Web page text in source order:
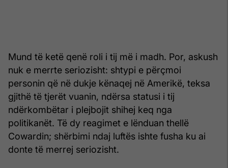
Mund të ketë qenë roli i tij më i madh. Por, askush
nuk e merrte seriozisht: shtypi e përçmoi
personin që në dukje kënaqej në Amerikë, teksa
gjithë të tjerët vuanin, ndërsa statusi i tij
ndërkombëtar i plejbojit shihej keq nga
politikanët. Të dy reagimet e lënduan thellë
Cowardin; shërbimi ndaj luftës ishte fusha ku ai
donte të merrej seriozisht.